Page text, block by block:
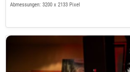
Abmessungen: 3200 x 2133 Pixel